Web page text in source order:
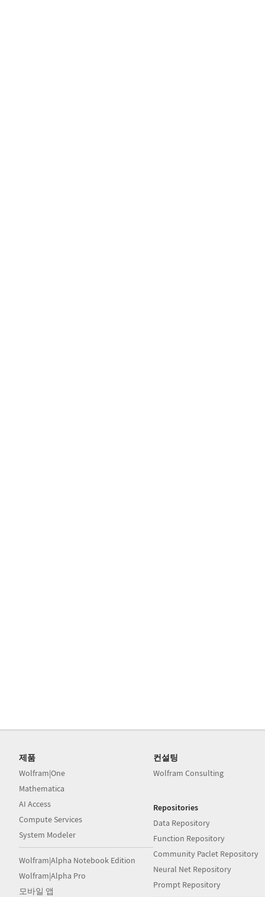
제품
Wolfram|One
Mathematica
AI Access
Compute Services
System Modeler
Wolfram|Alpha Notebook Edition
Wolfram|Alpha Pro
모바일 앱
컨설팅
Wolfram Consulting
Repositories
Data Repository
Function Repository
Community Paclet Repository
Neural Net Repository
Prompt Repository